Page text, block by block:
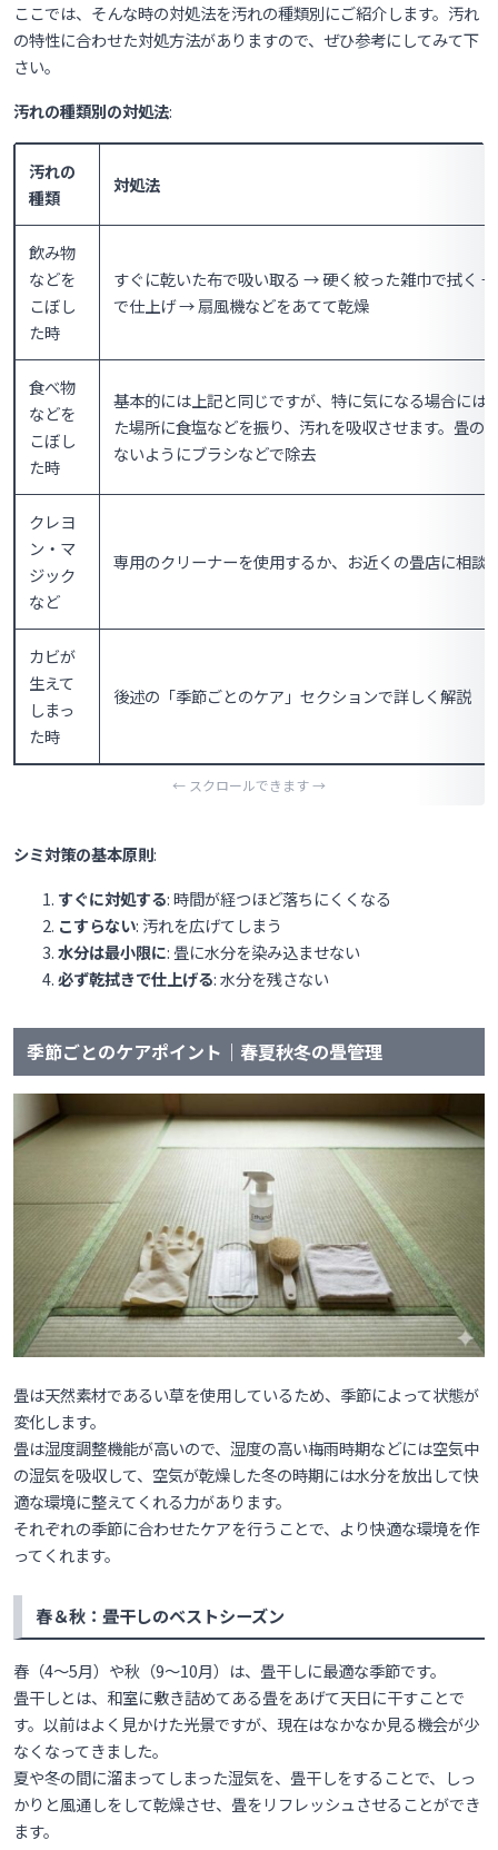
ここでは、そんな時の対処法を汚れの種類別にご紹介します。汚れ
の特性に合わせた対処方法がありますので、ぜひ参考にしてみて下
さい。
汚れの種類別の対処法:
汚れの
種類
対処法
飲み物
などを
こぼし
た時
すぐに乾いた布で吸い取る → 硬く絞った雑巾で拭く
で仕上げ → 扇風機などをあてて乾燥
食べ物
などを
こぼし
た時
基本的には上記と同じですが、特に気になる場合には
た場所に食塩などを振り、汚れを吸収させます。畳の
ないようにブラシなどで除去
クレヨ
ン・マ
ジック
など
専用のクリーナーを使用するか、お近くの畳店に相談
カビが
生えて
しまっ
た時
後述の「季節ごとのケア」セクションで詳しく解説
シミ対策の基本原則:
すぐに対処する: 時間が経つほど落ちにくくなる
こすらない: 汚れを広げてしまう
水分は最小限に: 畳に水分を染み込ませない
必ず乾拭きで仕上げる: 水分を残さない
季節ごとのケアポイント｜春夏秋冬の畳管理
畳は天然素材であるい草を使用しているため、季節によって状態が
変化します。
畳は湿度調整機能が高いので、湿度の高い梅雨時期などには空気中
の湿気を吸収して、空気が乾燥した冬の時期には水分を放出して快
適な環境に整えてくれる力があります。
それぞれの季節に合わせたケアを行うことで、より快適な環境を作
ってくれます。
春＆秋：畳干しのベストシーズン
春（4〜5月）や秋（9～10月）は、畳干しに最適な季節です。
畳干しとは、和室に敷き詰めてある畳をあげて天日に干すことで
す。以前はよく見かけた光景ですが、現在はなかなか見る機会が少
なくなってきました。
夏や冬の間に溜まってしまった湿気を、畳干しをすることで、しっ
かりと風通しをして乾燥させ、畳をリフレッシュさせることができ
ます。